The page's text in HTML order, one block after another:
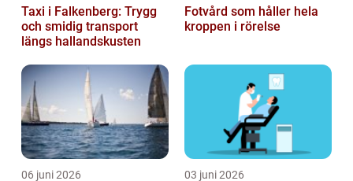
Taxi i Falkenberg: Trygg
och smidig transport
längs hallandskusten
Fotvård som håller hela
kroppen i rörelse
06 juni 2026 03 juni 2026